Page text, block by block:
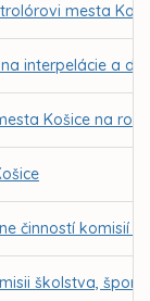
mesta
interpelácie a
Košice na roky
činností komisií
školstva,